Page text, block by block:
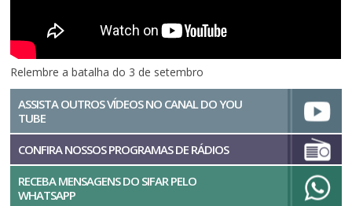
Relembre a batalha do 3 de setembro
ASSISTA OUTROS VÍDEOS NO CANAL DO YOU
TUBE
CONFIRA NOSSOS PROGRAMAS DE RÁDIOS
RECEBA MENSAGENS DO SIFAR PELO
WHATSAPP